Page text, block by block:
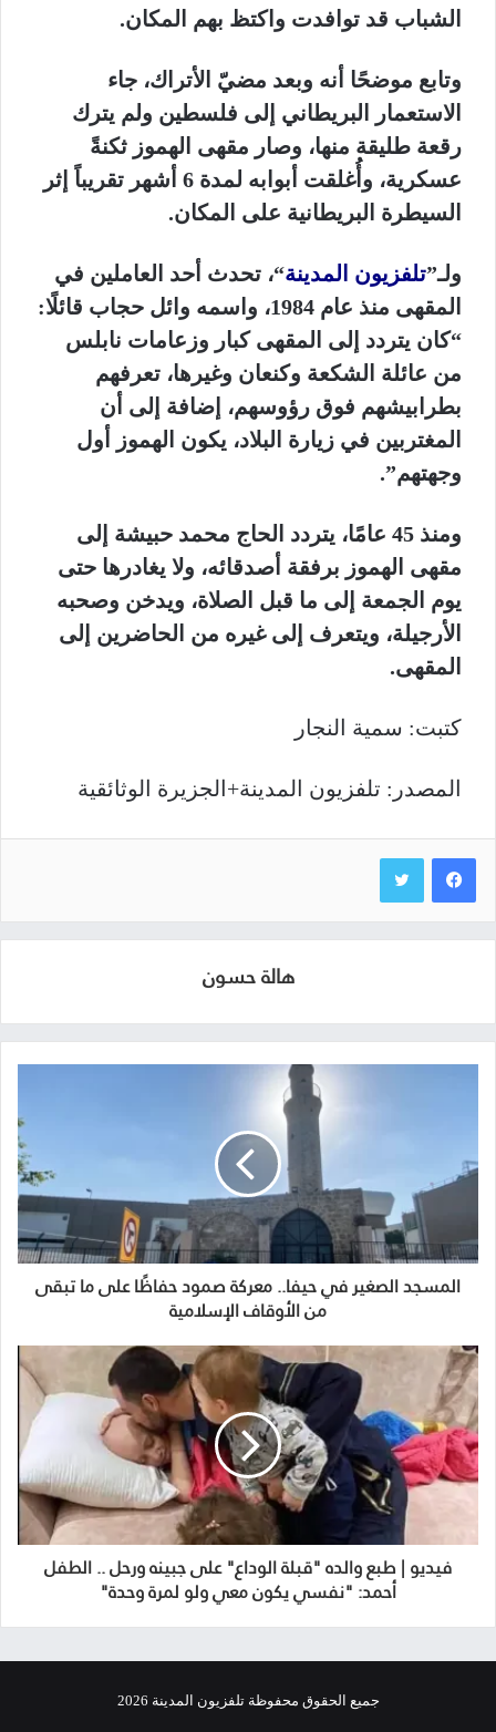
الشباب قد توافدت واكتظ بهم المكان.
وتابع موضحًا أنه وبعد مضيّ الأتراك، جاء
الاستعمار البريطاني إلى فلسطين ولم يترك
رقعة طليقة منها، وصار مقهى الهموز ثكنةً
عسكرية، وأُغلقت أبوابه لمدة 6 أشهر تقريباً إثر
السيطرة البريطانية على المكان.
ولـ”تلفزيون المدينة“، تحدث أحد العاملين في
المقهى منذ عام 1984، واسمه وائل حجاب قائلًا:
“كان يتردد إلى المقهى كبار وزعامات نابلس
من عائلة الشكعة وكنعان وغيرها، تعرفهم
بطرابيشهم فوق رؤوسهم، إضافة إلى أن
المغتربين في زيارة البلاد، يكون الهموز أول
وجهتهم”.
ومنذ 45 عامًا، يتردد الحاج محمد حبيشة إلى
مقهى الهموز برفقة أصدقائه، ولا يغادرها حتى
يوم الجمعة إلى ما قبل الصلاة، ويدخن وصحبه
الأرجيلة، ويتعرف إلى غيره من الحاضرين إلى
المقهى.
كتبت: سمية النجار
المصدر: تلفزيون المدينة+الجزيرة الوثائقية
هالة حسون
المسجد الصغير في حيفا.. معركة صمود حفاظًا على ما تبقى
من الأوقاف الإسلامية
فيديو | طبع والده "قبلة الوداع" على جبينه ورحل .. الطفل
أحمد: "نفسي يكون معي ولو لمرة وحدة"
جميع الحقوق محفوظة تلفزيون المدينة 2026